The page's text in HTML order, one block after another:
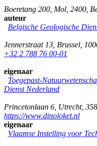
Boeretang 200 Mol 2400
auteur
Belgische Geologische
Jennerstraat 13 Brussel
+32 2 788 76 00-01
eigenaar
Toegepast-
Dienst Nederland
Princetonlaan 6 Utrecht,
https://www.dinoloket.nl
eigenaar
Vlaamse Instelling voor